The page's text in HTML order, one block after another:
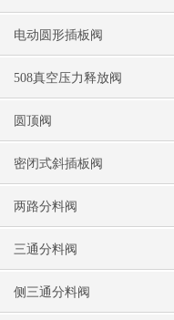
电动圆形插板阀
508真空压力释放阀
圆顶阀
密闭式斜插板阀
两路分料阀
三通分料阀
侧三通分料阀